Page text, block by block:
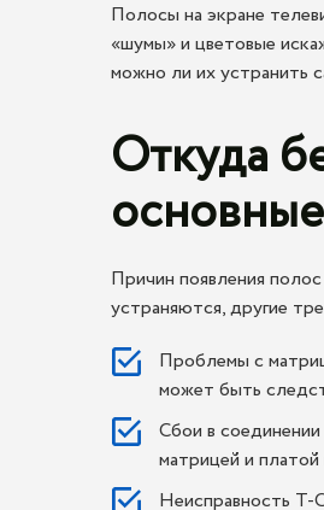
Полосы на экране
«шумы» и цветовые
можно ли их устранить
Откуда
Причин появления
устраняются, другие
Проблемы с
может быть
Сбои в
матрицей и
Неисправность T-